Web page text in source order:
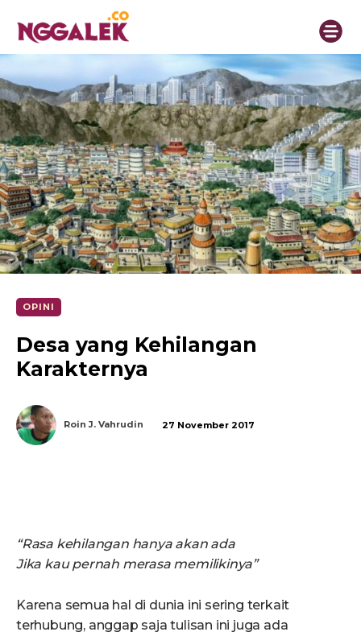
OPINI
Desa yang Kehilangan
Karakternya
Roin J. Vahrudin 27 November 2017
“Rasa kehilangan hanya akan ada
Jika kau pernah merasa memilikinya”
Karena semua hal di dunia ini sering terkait
terhubung, anggap saja tulisan ini juga ada